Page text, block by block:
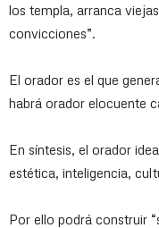
los templa, arranca
convicciones”.
El orador es el que
habrá orador elocuente
En síntesis, el orador
estética, inteligencia,
Por ello podrá construir